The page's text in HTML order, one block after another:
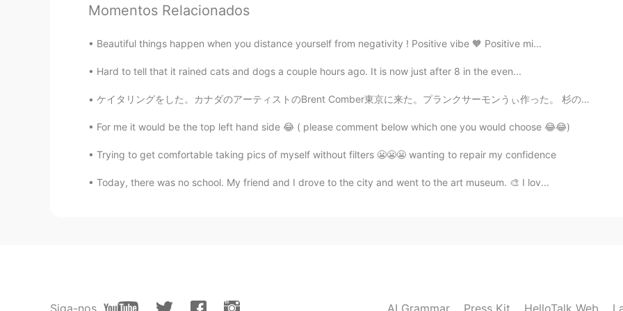
Jin 2021.09.15 11:06
That’s amazing. I like fish and chips.
Momentos Relacionados
Beautiful things happen when you distance yourself from negativity ! Positive vibe 🧡 Positive mi...
Hard to tell that it rained cats and dogs a couple hours ago. It is now just after 8 in the even...
ケイタリングをした。カナダのアーティストのBrent Comber東京に来た。プランクサーモンうぃ作った。 杉の版の上にサーモンと野菜を乗せてバーベキューで焼いた。😍これはカナダの料理だ！油が...
For me it would be the top left hand side 😂 ( please comment below which one you would choose 😂😂)
Trying to get comfortable taking pics of myself without filters 😬😬😬 wanting to repair my confidence
Today, there was no school. My friend and I drove to the city and went to the art museum. 🎨 I lov...
Siga-nos AI Grammar Press Kit HelloTalk Web